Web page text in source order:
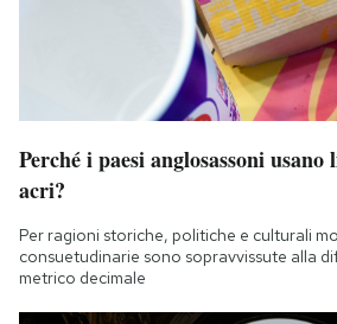
Perché i paesi anglosassoni
acri?
Per ragioni storiche, politiche e culturali
consuetudinarie sono sopravvissute alla
metrico decimale